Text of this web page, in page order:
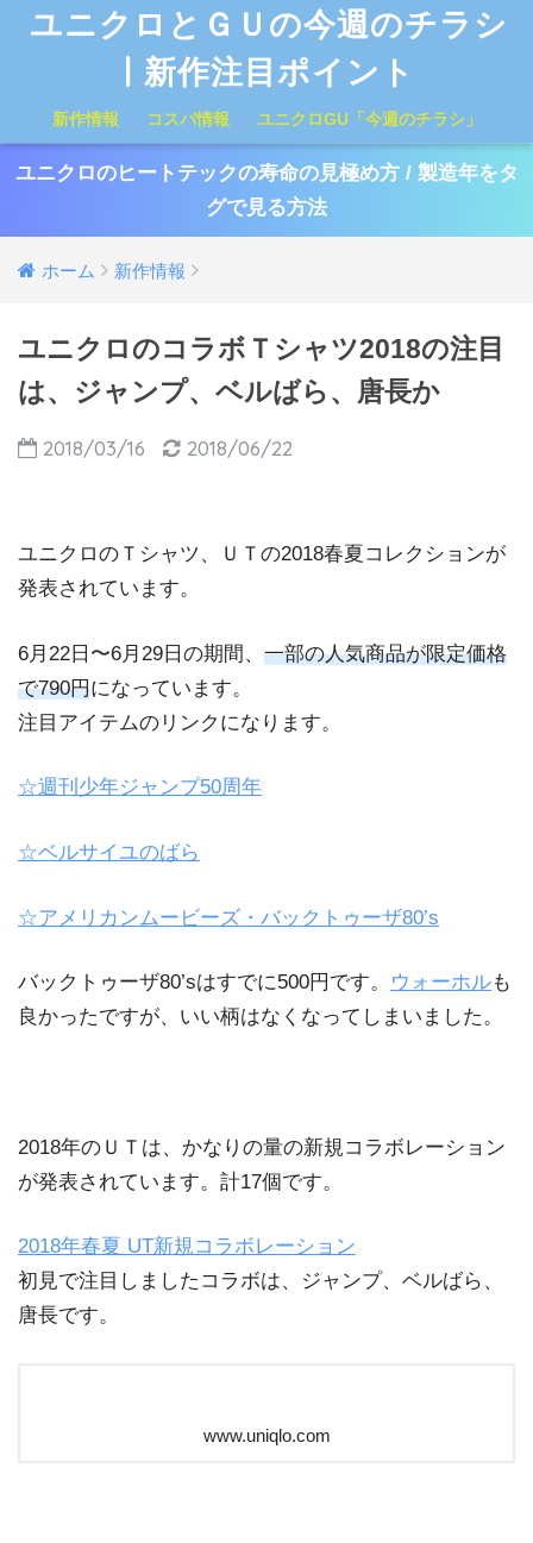
ユニクロとＧＵの今週のチラシ
| 新作注目ポイント
新作情報 コスパ情報 ユニクロGU「今週のチラシ」
ユニクロのヒートテックの寿命の見極め方 / 製造年をタ
グで見る方法
ホーム 新作情報
ユニクロのコラボＴシャツ2018の注目
は、ジャンプ、ベルばら、唐長か
2018/03/16 2018/06/22
ユニクロのＴシャツ、ＵＴの2018春夏コレクションが
発表されています。
6月22日〜6月29日の期間、 一部の人気商品が限定価格
で790円になっています。
注目アイテムのリンクになります。
☆週刊少年ジャンプ50周年
☆ベルサイユのばら
☆アメリカンムービーズ・バックトゥーザ80’s
バックトゥーザ80’sはすでに500円です。 ウォーホルも
良かったですが、いい柄はなくなってしまいました。
2018年のＵＴは、かなりの量の新規コラボレーション
が発表されています。計17個です。
2018年春夏 UT新規コラボレーション
初見で注目しましたコラボは、ジャンプ、ベルばら、
唐長です。
www.uniqlo.com